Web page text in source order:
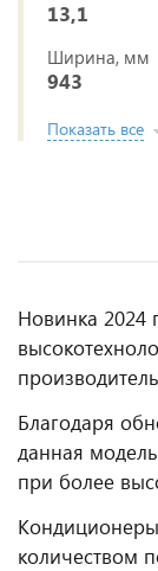
13,1
Ширина, мм
943
Показать все
Новинка 2024
Благодаря
данная
при более
количеством